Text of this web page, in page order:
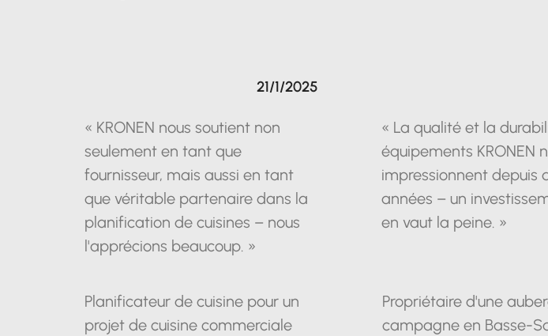
« KRONEN nous soutient non
seulement en tant que
fournisseur, mais aussi en tant
que véritable partenaire dans la
planification de cuisines – nous
l'apprécions beaucoup. »
Planificateur de cuisine pour un
projet de cuisine commerciale
21/1/2025
« La qualité et la
équipements KRONEN
impressionnent depuis
années – un
en vaut la peine. »
Propriétaire d'une
campagne en Basse-